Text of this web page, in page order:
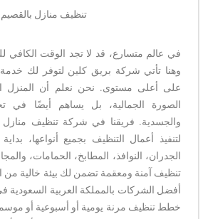
تنظيف منازل بالقصيم
في عالم متسارع، قد لا تجد الوقت الكافي
وهنا تأتي شركة بريق كلين لتوفر لك
على أعلى مستوى. نحن نعلم أن المنزل
الصورة الجمالية، بل يساهم أيضًا في
والجسدية. فريقنا في شركة تنظيف
لتنفيذ أعمال التنظيف بجميع أنواعها،
الجدران، النوافذ، المطابخ، الحمامات،
تنظيف آمنة ومعقمة تضمن لك بيئة خالية من
أفضل الشركات بالمملكة العربية السعودية في